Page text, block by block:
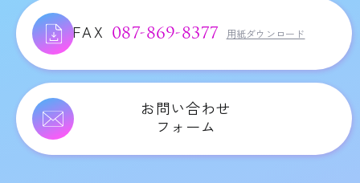
FAX 087-869-8377 用紙ダウンロード
お問い合わせ
フォーム